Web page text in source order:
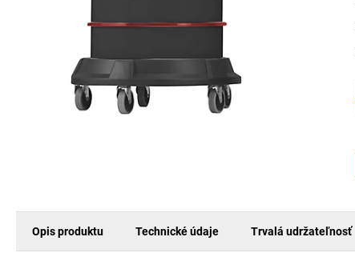
Opis produktu Technické údaje Trvalá udržateľnosť